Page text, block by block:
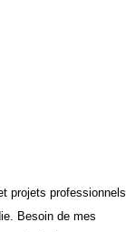
projets professionnels
Besoin de mes